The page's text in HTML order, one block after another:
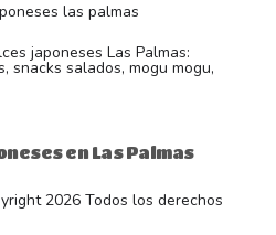
japoneses Las Palmas:
snacks salados, mogu mogu,
en Las Palmas
2026 Todos los derechos